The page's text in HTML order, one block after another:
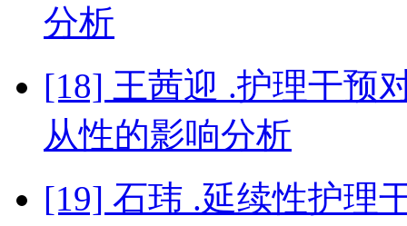
分析
[18] 王茜迎 .护理干预
从性的影响分析
[19] 石玮 .延续性护理